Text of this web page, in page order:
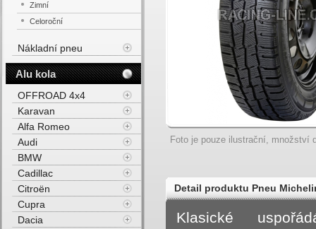
Foto je pouze ilustrační, množství
Detail produktu Pneu
Zimní
Klasické
Zimní
Celoroční
Nákladní pneu
Alu kola
OFFROAD 4x4
Karavan
Alfa Romeo
Audi
BMW
Cadillac
Citroën
Cupra
Dacia